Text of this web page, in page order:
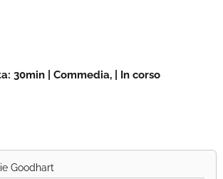
30min | Commedia, | In corso
Goodhart